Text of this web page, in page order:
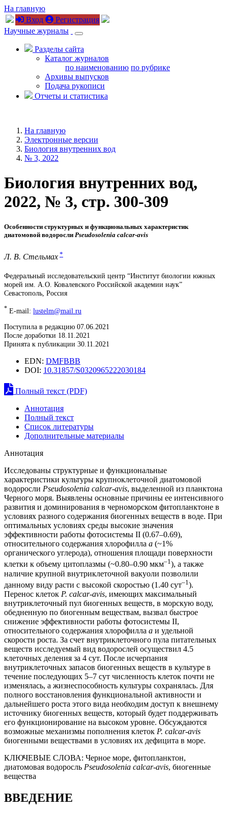
На главную
Вход
Регистрация
Научные журналы
Разделы сайта
Каталог журналов
по наименованию по рубрике
Архивы выпусков
Подача рукописи
Отчеты и статистика
На главную
Электронные версии
Биология внутренних вод
№ 3, 2022
Биология внутренних вод,
2022, № 3, стр. 300-309
Особенности структурных и функциональных характеристик
диатомовой водоросли Pseudosolenia calcar-avis
Л. В. Стельмах *
Федеральный исследовательский центр “Институт биологии южных
морей им. А.О. Ковалевского Российской академии наук”
Севастополь, Россия
* E-mail: lustelm@mail.ru
Поступила в редакцию 07.06.2021
После доработки 18.11.2021
Принята к публикации 30.11.2021
EDN: DMFBBB
DOI: 10.31857/S0320965222030184
Полный текст (PDF)
Аннотация
Полный текст
Список литературы
Дополнительные материалы
Аннотация
Исследованы структурные и функциональные
характеристики культуры крупноклеточной диатомовой
водоросли Pseudosolenia calcar-avis, выделенной из планктона
Черного моря. Выявлены основные причины ее интенсивного
развития и доминирования в черноморском фитопланктоне в
условиях разного содержания биогенных веществ в воде. При
оптимальных условиях среды высокие значения
эффективности работы фотосистемы II (0.67–0.69),
относительного содержания хлорофилла а (~1%
органического углерода), отношения площади поверхности
клетки к объему цитоплазмы (~0.80–0.90 мкм–1), а также
наличие крупной внутриклеточной вакуоли позволили
данному виду расти с высокой скоростью (1.40 сут–1 ).
Перенос клеток P. calcar-avis, имеющих максимальный
внутриклеточный пул биогенных веществ, в морскую воду,
обедненную по биогенным веществам, вызвал быстрое
снижение эффективности работы фотосистемы II,
относительного содержания хлорофилла а и удельной
скорости роста. За счет внутриклеточного пула питательных
веществ исследуемый вид водорослей осуществил 4.5
клеточных деления за 4 сут. После исчерпания
внутриклеточных запасов биогенных веществ в культуре в
течение последующих 5–7 сут численность клеток почти не
изменялась, а жизнеспособность культуры сохранялась. Для
полного восстановления функциональной активности и
дальнейшего роста этого вида необходим доступ к внешнему
источнику биогенных веществ, который будет поддерживать
его функционирование на высоком уровне. Обсуждаются
возможные механизмы пополнения клеток P. calcar-avis
биогенными веществами в условиях их дефицита в море.
КЛЮЧЕВЫЕ СЛОВА: Черное море, фитопланктон,
диатомовая водоросль Pseudosolenia calcar-avis, биогенные
вещества
ВВЕДЕНИЕ